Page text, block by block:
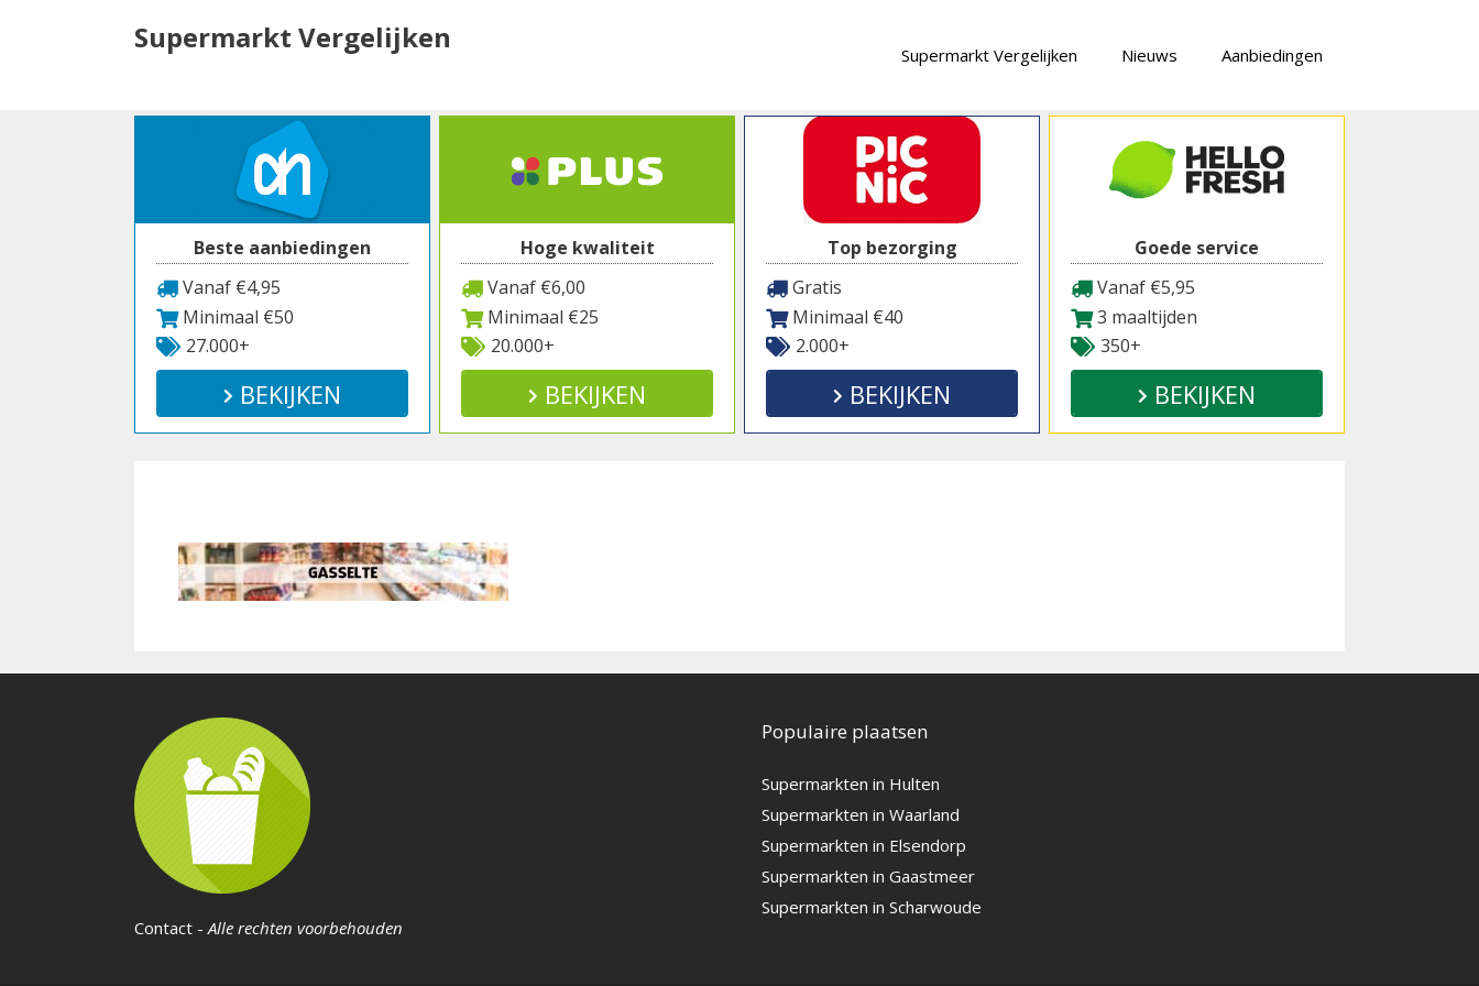
Supermarkt Vergelijken Supermarkt Vergelijken Nieuws Aanbiedingen
Beste aanbiedingen
Vanaf €4,95
Minimaal €50
27.000+
BEKIJKEN
Hoge kwaliteit
Vanaf €6,00
Minimaal €25
20.000+
BEKIJKEN
Top bezorging
Gratis
Minimaal €40
2.000+
BEKIJKEN
Goede service
Vanaf €5,95
3 maaltijden
350+
BEKIJKEN
Contact -Alle rechten voorbehouden
Populaire plaatsen
Supermarkten in Hulten
Supermarkten in Waarland
Supermarkten in Elsendorp
Supermarkten in Gaastmeer
Supermarkten in Scharwoude